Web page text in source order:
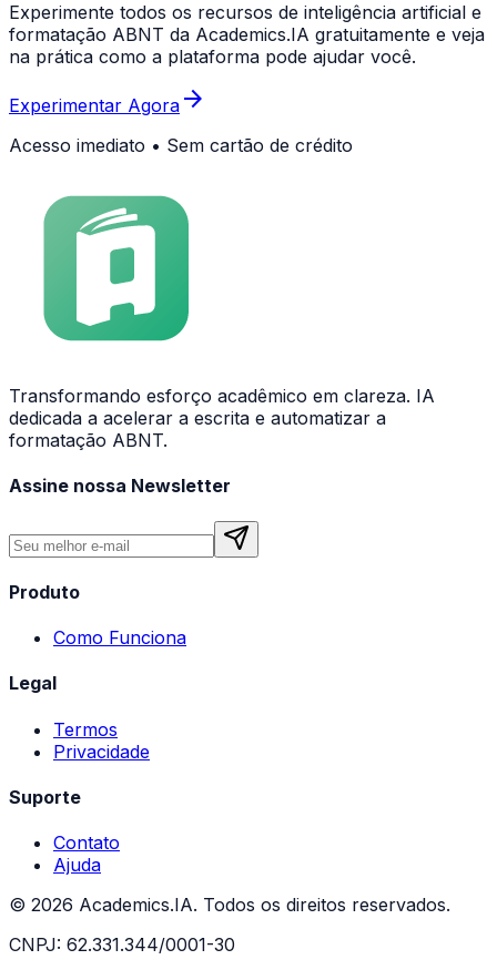
Experimente todos os recursos de inteligência artificial e
formatação ABNT da Academics.IA gratuitamente e veja
na prática como a plataforma pode ajudar você.
Experimentar Agora arrow_forward
Acesso imediato • Sem cartão de crédito
Transformando esforço acadêmico em clareza. IA
dedicada a acelerar a escrita e automatizar a
formatação ABNT.
Assine nossa Newsletter
Produto
Como Funciona
Legal
Termos
Privacidade
Suporte
Contato
Ajuda
© 2026 Academics.IA. Todos os direitos reservados.
CNPJ: 62.331.344/0001-30